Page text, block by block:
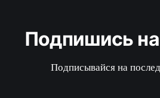
Подпишись на
Подписывайся на